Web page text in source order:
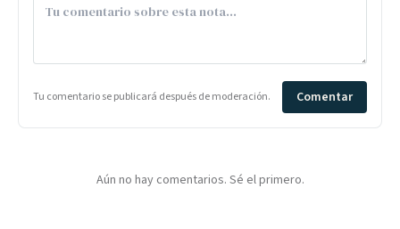
Tu comentario se publicará después de moderación. Comentar
Aún no hay comentarios. Sé el primero.